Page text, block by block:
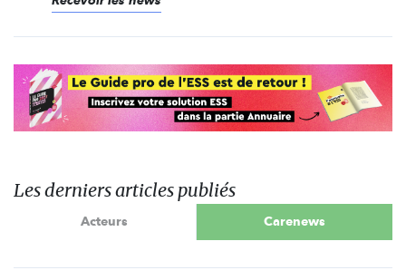
Les derniers articles publiés
Acteurs Carenews